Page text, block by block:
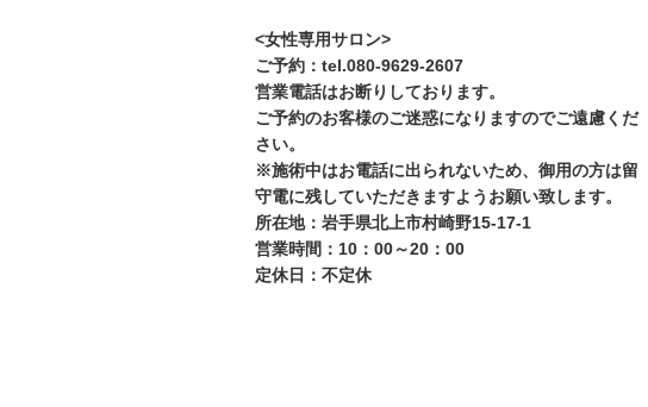
<女性専用サロン>
ご予約：tel.080-9629-2607
営業電話はお断りしております。
ご予約のお客様のご迷惑になりますのでご遠慮くだ
さい。
※施術中はお電話に出られないため、御用の方は留
守電に残していただきますようお願い致します。
所在地：岩手県北上市村崎野15-17-1
営業時間：10：00～20：00
定休日：不定休